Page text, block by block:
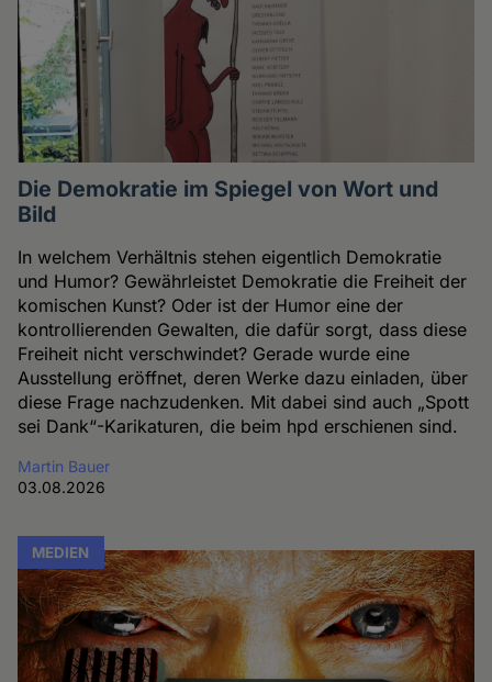
Die Demokratie im Spiegel von Wort und
Bild
In welchem Verhältnis stehen eigentlich Demokratie
und Humor? Gewährleistet Demokratie die Freiheit der
komischen Kunst? Oder ist der Humor eine der
kontrollierenden Gewalten, die dafür sorgt, dass diese
Freiheit nicht verschwindet? Gerade wurde eine
Ausstellung eröffnet, deren Werke dazu einladen, über
diese Frage nachzudenken. Mit dabei sind auch „Spott
sei Dank“-Karikaturen, die beim hpd erschienen sind.
Martin Bauer
03.08.2026
MEDIEN